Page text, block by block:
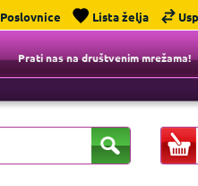
Poslovnice Lista želja
Prati nas na društvenim mrežama!